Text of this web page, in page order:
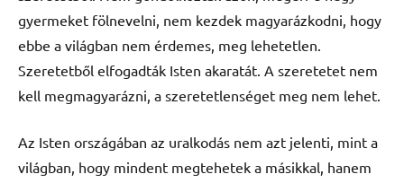
gyermeket fölnevelni, nem kezdek magyarázkodni, hogy
ebbe a világban nem érdemes, meg lehetetlen.
Szeretetből elfogadták Isten akaratát. A szeretetet nem
kell megmagyarázni, a szeretetlenséget meg nem lehet.
Az Isten országában az uralkodás nem azt jelenti, mint a
világban, hogy mindent megtehetek a másikkal, hanem